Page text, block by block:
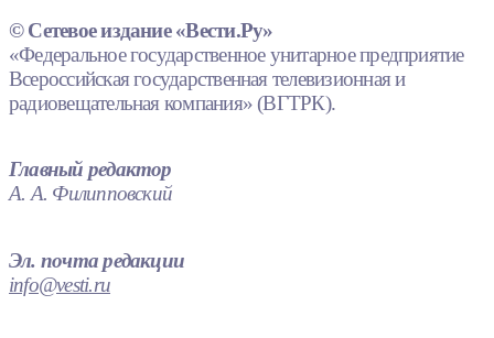
© Сетевое издание «Вести.Ру»
«Федеральное государственное унитарное предприятие
Всероссийская государственная телевизионная и
радиовещательная компания» (ВГТРК).
Главный редактор
А. А. Филипповский
Эл. почта редакции
info@vesti.ru